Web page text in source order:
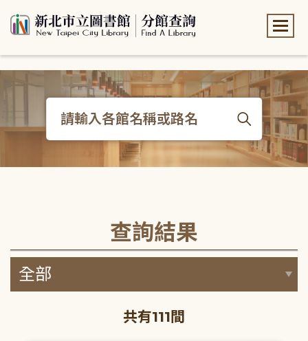
查詢結果
共有111間